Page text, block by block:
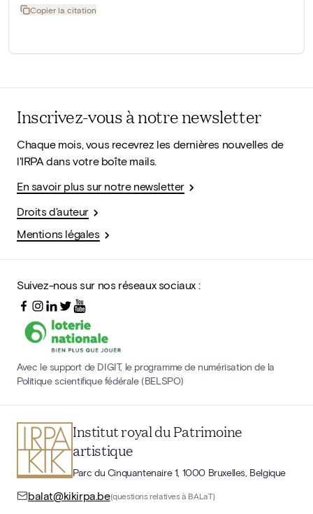
Copier la citation
Inscrivez-vous à notre newsletter
Chaque mois, vous recevrez les dernières nouvelles de
l'IRPA dans votre boîte mails.
En savoir plus sur notre newsletter
Droits d'auteur
Mentions légales
Suivez-nous sur nos réseaux sociaux :
Avec le support de DIGIT, le programme de numérisation de la
Politique scientifique fédérale (BELSPO)
Institut royal du Patrimoine
artistique
Parc du Cinquantenaire 1, 1000 Bruxelles, Belgique
balat@kikirpa.be(questions relatives à BALaT)